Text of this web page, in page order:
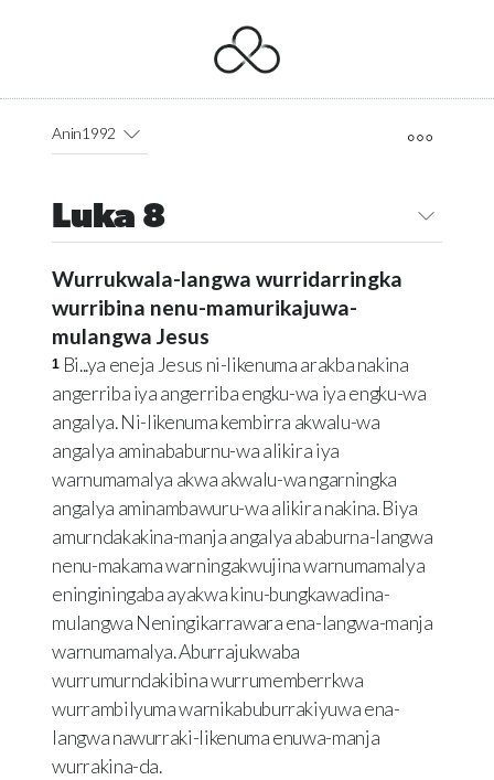
Anin1992
Luka 8
Wurrukwala-langwa wurridarringka
wurribina nenu-mamurikajuwa-
mulangwa Jesus
1 Bi...ya eneja Jesus ni-likenuma arakba nakina
angerriba iya angerriba engku-wa iya engku-wa
angalya. Ni-likenuma kembirra akwalu-wa
angalya aminababurnu-wa alikira iya
warnumamalya akwa akwalu-wa ngarningka
angalya aminambawuru-wa alikira nakina. Biya
amurndakakina-manja angalya ababurna-langwa
nenu-makama warningakwujina warnumamalya
eninginingaba ayakwa kinu-bungkawadina-
mulangwa Neningikarrawara ena-langwa-manja
warnumamalya. Aburrajukwaba
wurrumurndakibina wurrumemberrkwa
wurrambilyuma warnikabuburrakiyuwa ena-
langwa nawurraki-likenuma enuwa-manja
wurrakina-da.